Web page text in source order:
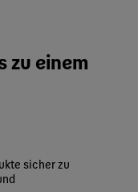
zu einem
sicher zu